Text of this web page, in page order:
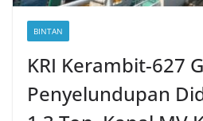
BINTAN
KRI Kerambit-627
Penyelundupan